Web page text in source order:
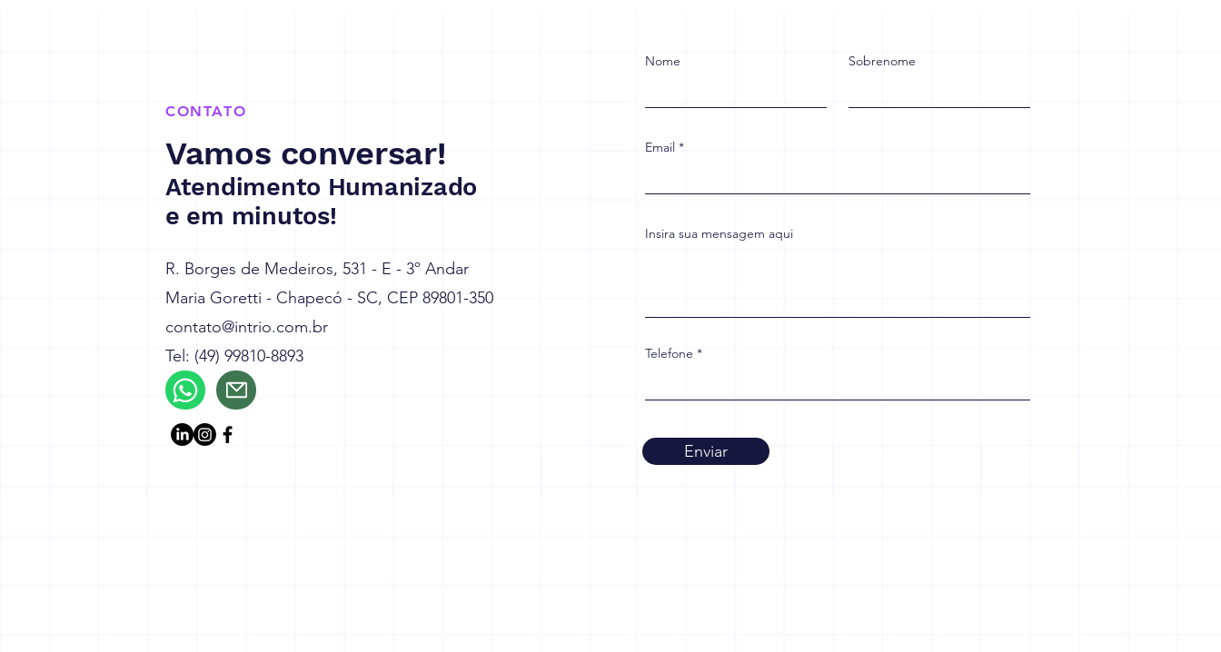
CONTATO
Vamos conversar!
Atendimento Humanizado
e em minutos!
R. Borges de Medeiros, 531 - E - 3º Andar
Maria Goretti - Chapecó - SC, CEP 89801-350
contato@intrio.com.br
Tel: (49) 99810-8893
Nome Sobrenome
Email
Insira sua mensagem aqui
Telefone
Enviar